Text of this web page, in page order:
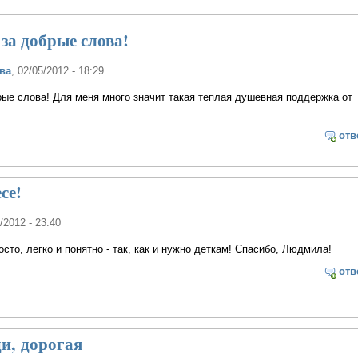
добрые слова!
, 02/05/2012 - 18:29
слова! Для меня много значит такая теплая душевная поддержка от
- 23:40
легко и понятно - так, как и нужно деткам! Спасибо, Людмила!
дорогая